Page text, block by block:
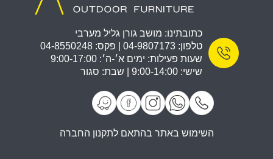
כתובתינו: מושב גורן גליל מערבי
טלפון: 04-9807173 | פקס: 04-8550248
שעות פעילות: ימים א׳-ה׳: 9:00-17:00
שישי: 9:00-14:00 | שבת: סגור
השימוש באתר בהתאם לתקנון החברה